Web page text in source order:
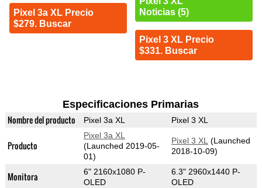
Pixel 3a XL Precio
$279. Buscar
Noticias (5)
Pixel 3 XL Precio
$331. Buscar
Especificaciones Primarias
Nombre del producto Pixel 3a XL Pixel 3 XL
Producto
Pixel 3a XL
(Launched 2019-05-
01)
Pixel 3 XL (Launched
2018-10-09)
Monitora
6" 2160x1080 P-
OLED
6.3" 2960x1440 P-
OLED